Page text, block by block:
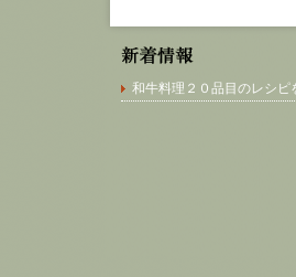
和牛料理２０品目のレシピ